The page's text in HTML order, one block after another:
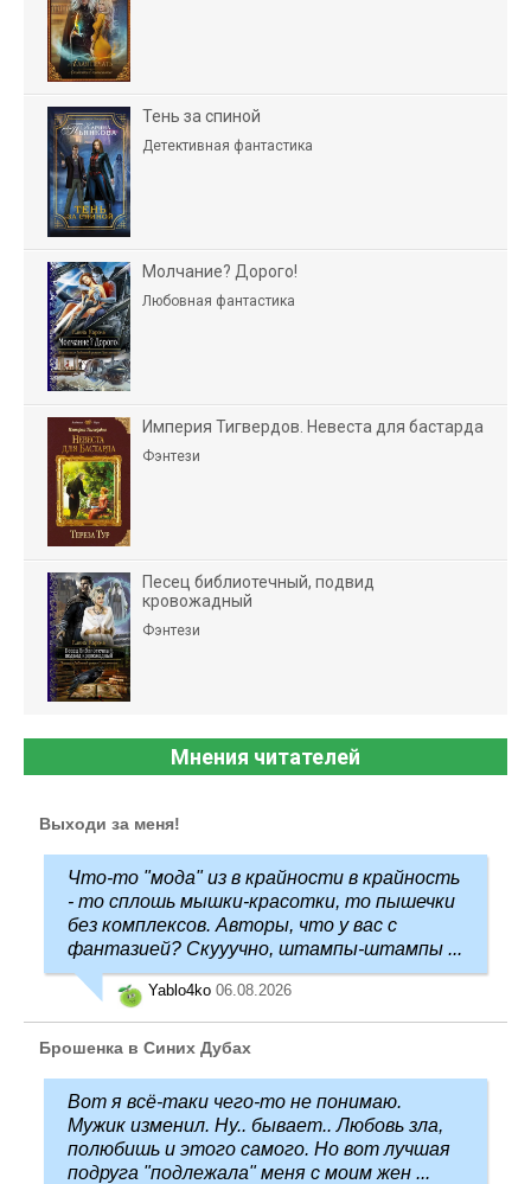
Тень за спиной
Детективная фантастика
Молчание? Дорого!
Любовная фантастика
Империя Тигвердов. Невеста для бастарда
Фэнтези
Песец библиотечный, подвид
кровожадный
Фэнтези
Мнения читателей
Выходи за меня!
Что-то "мода" из в крайности в крайность
- то сплошь мышки-красотки, то пышечки
без комплексов. Авторы, что у вас с
фантазией? Скууучно, штампы-штампы ...
Yablo4ko 06.08.2026
Брошенка в Синих Дубах
Вот я всё-таки чего-то не понимаю.
Мужик изменил. Ну.. бывает.. Любовь зла,
полюбишь и этого самого. Но вот лучшая
подруга "подлежала" меня с моим жен ...